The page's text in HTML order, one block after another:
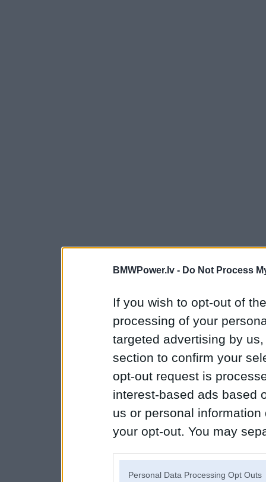
BMWPower.lv - Do Not Process
If you wish to opt-out of
processing of your
targeted advertising by
section to confirm your
opt-out request is
interest-based ads based
us or personal
your opt-out. You may
Personal Data Processing Opt Outs